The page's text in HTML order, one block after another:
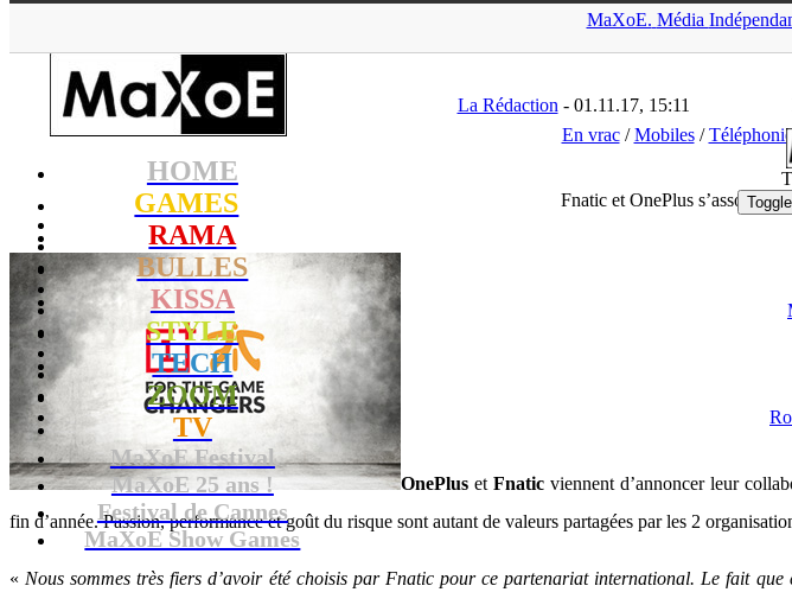
MaXoE. Média
HOME
GAMES
RAMA
BULLES
KISSA
STYLE
TECH
ZOOM
TV
MaXoE Festival
MaXoE 25 ans !
Festival de Cannes
MaXoE Show Games
La Rédaction - 01.11.17, 15:11
En vrac/Mobiles/Téléphonie
Fnatic et OnePlus
OnePlus et Fnaticviennent d’annoncer leur
fin d’année. Passion, performance et goût du risque sont autant de valeurs partagées par les 2
« Nous sommes très fiers d’avoir été choisis par Fnatic pour ce partenariat international. Le fait